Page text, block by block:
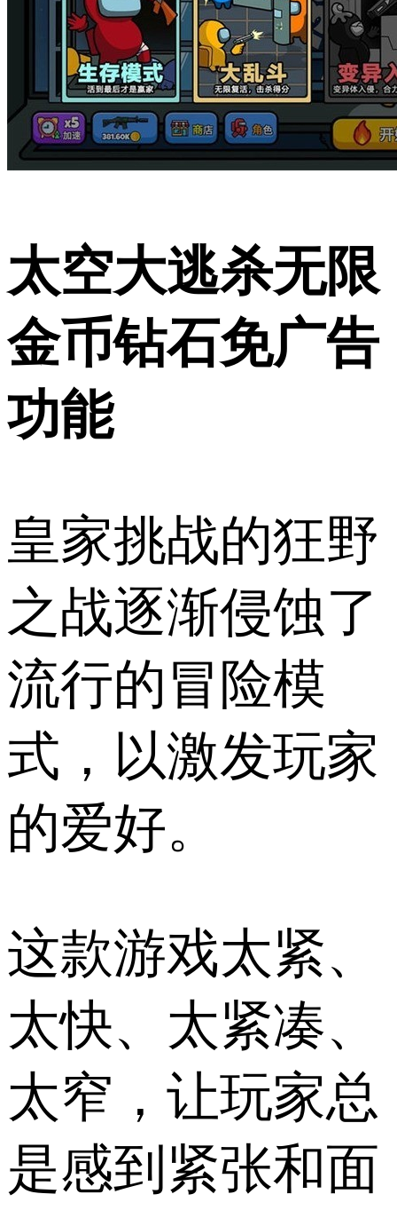
太空大逃杀无限
金币钻石免广告
功能
皇家挑战的狂野
之战逐渐侵蚀了
流行的冒险模
式，以激发玩家
的爱好。
这款游戏太紧、
太快、太紧凑、
太窄，让玩家总
是感到紧张和面